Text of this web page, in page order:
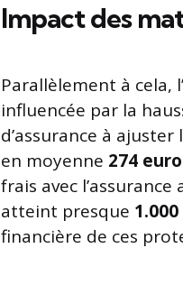
Impact des
Parallèlement à
influencée par la
d’assurance à
en moyenne 274
frais avec
atteint presque
financière de ces